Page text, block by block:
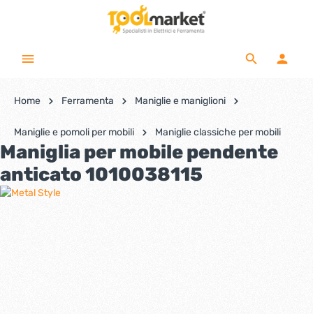
Home Ferramenta Maniglie e maniglioni
Maniglie e pomoli per mobili Maniglie classiche per mobili
Maniglia per mobile pendente
anticato 1010038115